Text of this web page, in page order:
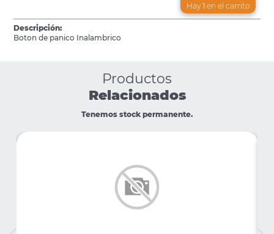
Hay 1 en el carrito
Descripción:
Boton de panico Inalambrico
Productos
Relacionados
Tenemos stock permanente.